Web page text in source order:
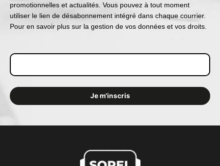
promotionnelles et actualités. Vous pouvez à tout moment
utiliser le lien de désabonnement intégré dans chaque courrier.
Pour en savoir plus sur la gestion de vos données et vos droits.